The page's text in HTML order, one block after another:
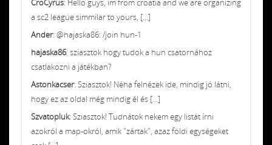
CroCyrus: Hello guys, im from croatia and we are organizing
a sc2 league simmilar to yours, [...]
Ander: @hajaska86: /join hun-1
hajaska86: sziasztok hogy tudok a hun csatornához
csatlakozni a játékban?
Astonkacser: Sziasztok! Néha felnézek ide, mindig jó látni,
hogy ez az oldal még mindig él és [...]
Szvatopluk: Sziasztok! Tudnátok nekem egy listát írni
azokról a map-okról, amik "zártak", azaz földi egységeket